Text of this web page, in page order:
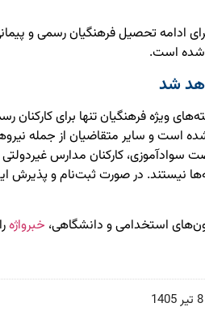
ادامه تحصیل فرهنگیان رسمی و
شد
ویژه فرهنگیان تنها برای کارکنان
است و سایر متقاضیان از جمله
سوادآموزی، کارکنان مدارس
نیستند. در صورت ثبت‌نام و پذیرش
استخدامی و دانشگاهی، خبرواژه
8 تیر 1405